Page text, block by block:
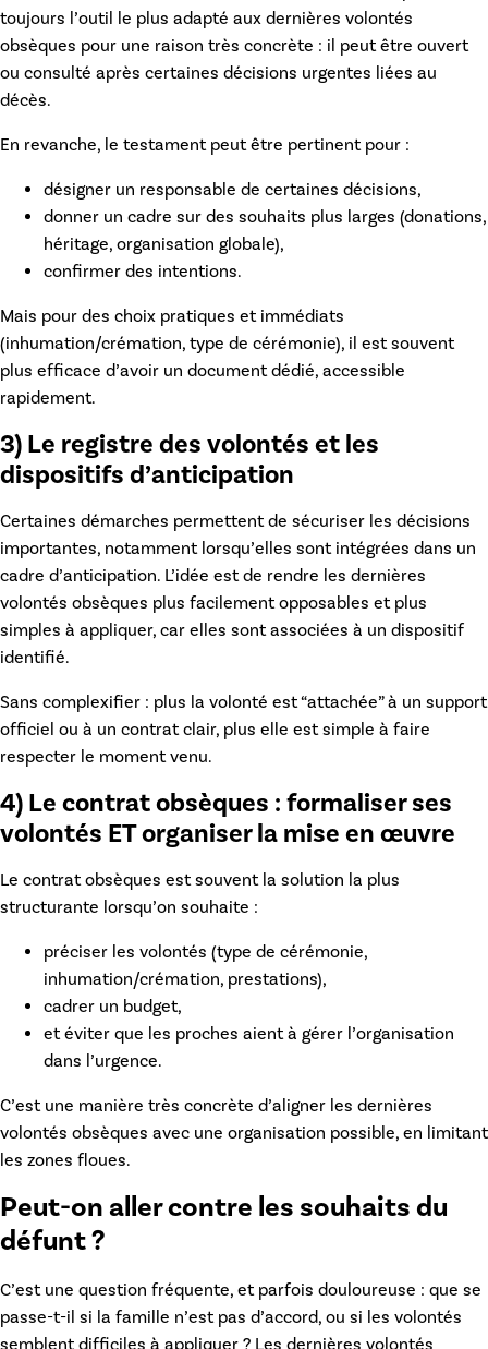
toujours l’outil le plus adapté aux dernières volontés
obsèques pour une raison très concrète : il peut être ouvert
ou consulté après certaines décisions urgentes liées au
décès.
En revanche, le testament peut être pertinent pour :
désigner un responsable de certaines décisions,
donner un cadre sur des souhaits plus larges (donations,
héritage, organisation globale),
confirmer des intentions.
Mais pour des choix pratiques et immédiats
(inhumation/crémation, type de cérémonie), il est souvent
plus efficace d’avoir un document dédié, accessible
rapidement.
3) Le registre des volontés et les
dispositifs d’anticipation
Certaines démarches permettent de sécuriser les décisions
importantes, notamment lorsqu’elles sont intégrées dans un
cadre d’anticipation. L’idée est de rendre les dernières
volontés obsèques plus facilement opposables et plus
simples à appliquer, car elles sont associées à un dispositif
identifié.
Sans complexifier : plus la volonté est “attachée” à un support
officiel ou à un contrat clair, plus elle est simple à faire
respecter le moment venu.
4) Le contrat obsèques : formaliser ses
volontés ET organiser la mise en œuvre
Le contrat obsèques est souvent la solution la plus
structurante lorsqu’on souhaite :
préciser les volontés (type de cérémonie,
inhumation/crémation, prestations),
cadrer un budget,
et éviter que les proches aient à gérer l’organisation
dans l’urgence.
C’est une manière très concrète d’aligner les dernières
volontés obsèques avec une organisation possible, en limitant
les zones floues.
Peut-on aller contre les souhaits du
défunt ?
C’est une question fréquente, et parfois douloureuse : que se
passe-t-il si la famille n’est pas d’accord, ou si les volontés
semblent difficiles à appliquer ? Les dernières volontés